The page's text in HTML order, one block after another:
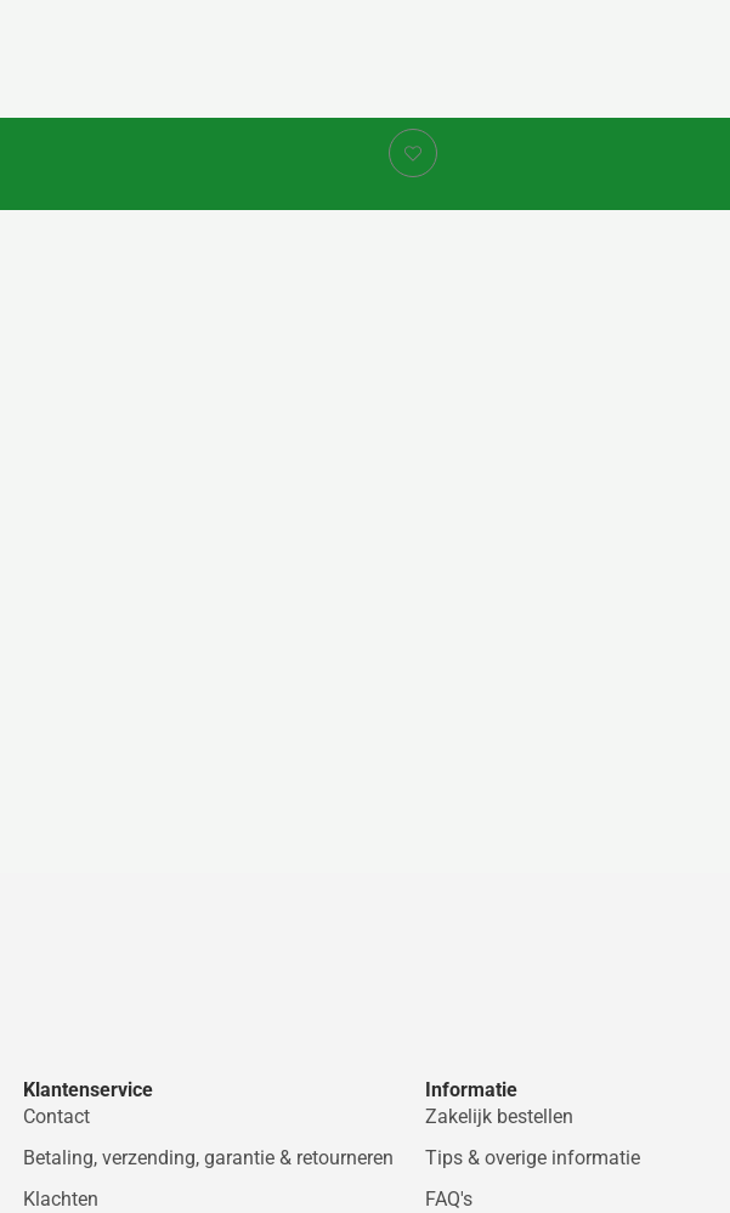
Klantenservice
Contact
Betaling, verzending, garantie & retourneren
Klachten
Informatie
Zakelijk bestellen
Tips & overige informatie
FAQ's